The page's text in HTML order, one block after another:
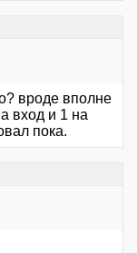
вроде вполне
вход и 1 на
пока.